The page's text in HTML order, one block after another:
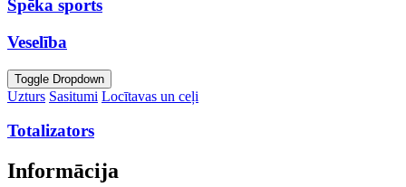
Spēka sports
Veselība
Toggle Dropdown
Uzturs Sasitumi Locītavas un ceļi
Totalizators
Informācija